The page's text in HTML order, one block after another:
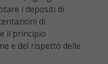
i depositi di
di
il principio
e del rispetto delle